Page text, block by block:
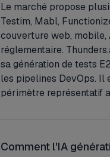
Le marché propose
Testim, Mabl,
couverture web, mobile,
réglementaire.
sa génération de tests
les pipelines DevOps. Il
périmètre représentatif
Comment l'IA